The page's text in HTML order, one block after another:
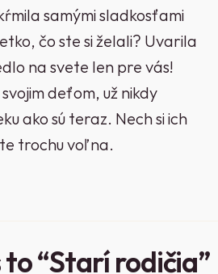
samými sladkosťami
čo ste si želali? Uvarila
na svete len pre vás!
deťom, už nikdy
ako sú teraz. Nech si ich
trochu voľna.
“Starí rodičia”